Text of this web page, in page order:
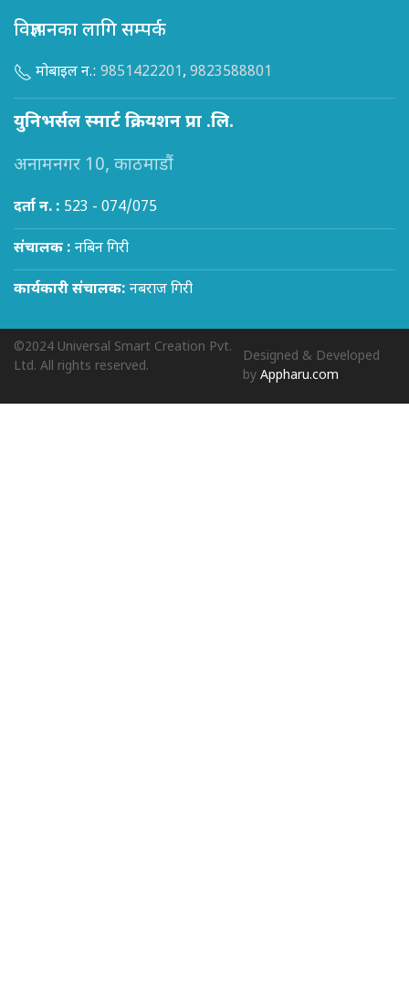
विज्ञापनका लागि सम्पर्क
मोबाइल न.: 9851422201, 9823588801
युनिभर्सल स्मार्ट क्रियशन प्रा .लि.
अनामनगर 10, काठमाडौं
दर्ता न. : 523 - 074/075
संचालक : नबिन गिरी
कार्यकारी संचालक: नबराज गिरी
©2024 Universal Smart Creation Pvt.
Ltd. All rights reserved.
Designed & Developed
byAppharu.com